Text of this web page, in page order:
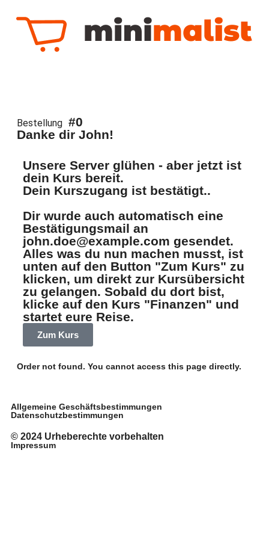
Bestellung #0
Danke dir John!
Unsere Server glühen - aber jetzt ist
dein Kurs bereit.
Dein Kurszugang ist bestätigt..
Dir wurde auch automatisch eine
Bestätigungsmail an
john.doe@example.com gesendet.
Alles was du nun machen musst, ist
unten auf den Button "Zum Kurs" zu
klicken, um direkt zur Kursübersicht
zu gelangen. Sobald du dort bist,
klicke auf den Kurs "Finanzen" und
startet eure Reise.
Zum Kurs
Order not found. You cannot access this page directly.
Allgemeine Geschäftsbestimmungen
Datenschutzbestimmungen
© 2024 Urheberechte vorbehalten
Impressum